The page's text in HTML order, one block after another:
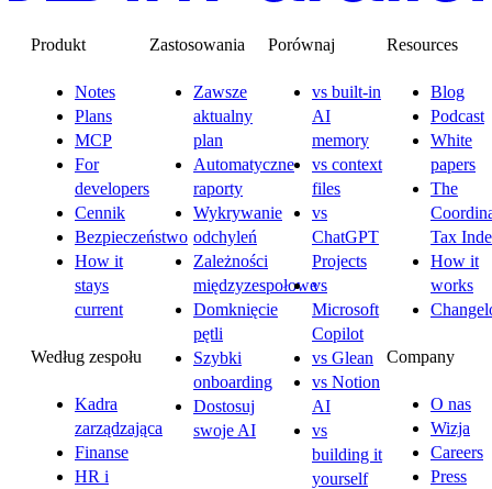
Produkt
Notes
Plans
MCP
For
developers
Cennik
Bezpieczeństwo
How it
stays
current
Według zespołu
Kadra
zarządzająca
Finanse
HR i
Zastosowania
Zawsze
aktualny
plan
Automatyczne
raporty
Wykrywanie
odchyleń
Zależności
międzyzespołowe
Domknięcie
pętli
Szybki
onboarding
Dostosuj
swoje AI
Porównaj
vs built-in
AI
memory
vs context
files
vs
ChatGPT
Projects
vs
Microsoft
Copilot
vs Glean
vs Notion
AI
vs
building it
yourself
Resources
Blog
Podcast
White
papers
The
Tax
How it
works
Company
O nas
Wizja
Careers
Press